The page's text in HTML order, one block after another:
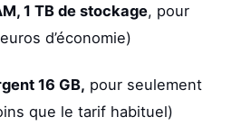
1 TB de stockage, pour
d’économie)
16 GB, pour seulement
que le tarif habituel)